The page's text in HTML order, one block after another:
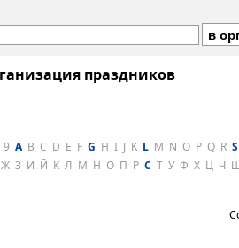
праздников
9 A B C D E F G H I J K L M N O P Q R S
Ж З И Й К Л М Н О П Р С Т У Ф Х Ц Ч